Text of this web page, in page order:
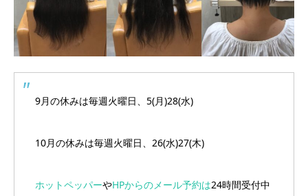
9月の休みは毎週火曜日、5(月)28(水)
10月の休みは毎週火曜日、26(水)27(木)
ホットペッパーやHPからのメール予約は24時間受付中